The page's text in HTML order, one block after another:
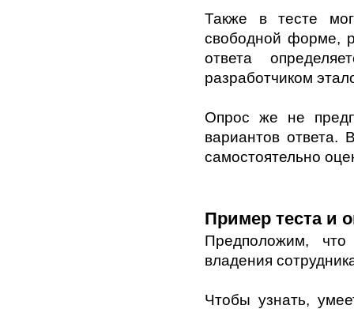
Также в тесте
свободной форме,
ответа
разработчиком
Опрос же не
вариантов ответа.
самостоятельно
Пример теста и
Предположим, что
владения
Чтобы узнать,